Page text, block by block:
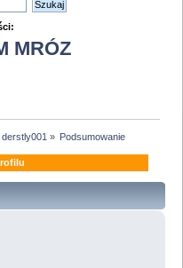
MRÓZ
» Podsumowanie